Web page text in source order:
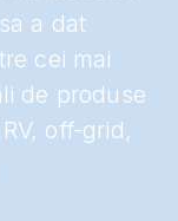
a dat
cei mai
de produse
off-grid,